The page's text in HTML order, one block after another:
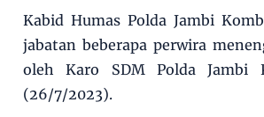
Kabid Humas Polda Jambi
jabatan beberapa perwira
oleh Karo SDM Polda Jambi
(26/7/2023).